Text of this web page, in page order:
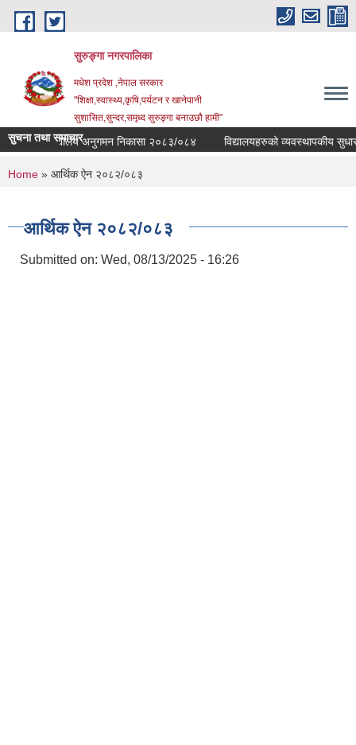
Skip to main content
सुरुङ्‍गा नगरपालिका
मधेश प्रदेश ,नेपाल सरकार
"शिक्षा,स्वास्थ्य,कृषि,पर्यटन र खानेपानी
सुशासित,सुन्दर,समृध्द सुरुङ्गा बनाउछौ हामी"
सुचना तथा समाचार
विद्यालय अनुगमन निकासा २०८३/०८४ विद्यालयहरुको व्यवस्थापकीय
You are here
Home » आर्थिक ऐन २०८२/०८३
आर्थिक ऐन २०८२/०८३
Submitted on: Wed, 08/13/2025 - 16:26